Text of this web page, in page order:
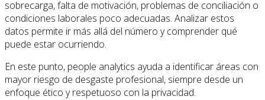
sobrecarga, falta de motivación, problemas de conciliación o
condiciones laborales poco adecuadas. Analizar estos
datos permite ir más allá del número y comprender qué
puede estar ocurriendo.
En este punto, people analytics ayuda a identificar áreas con
mayor riesgo de desgaste profesional, siempre desde un
enfoque ético y respetuoso con la privacidad.